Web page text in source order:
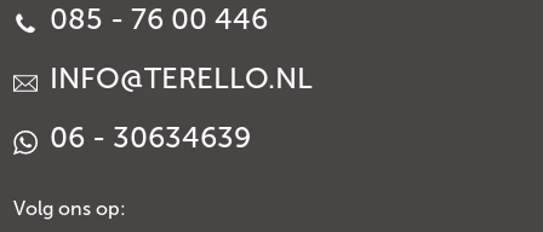
085 - 76 00 446
INFO@TERELLO.NL
06 - 30634639
Volg ons op: